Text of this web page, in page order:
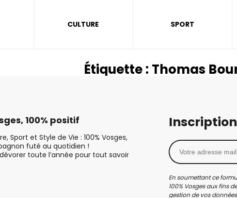
CULTURE SPORT
Étiquette : Thomas
100% positif
Sport et Style de Vie : 100% Vosges,
futé au quotidien !
toute l’année pour tout savoir
En soumettant ce
100% Vosges aux fins
gestion de vos